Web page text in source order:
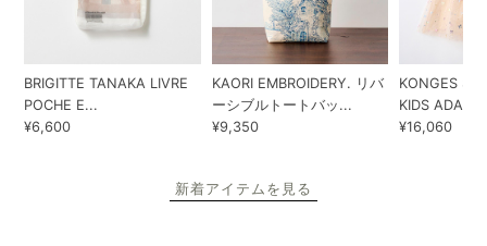
BRIGITTE TANAKA LIVRE
POCHE E...
¥6,600
KAORI EMBROIDERY. リバ
ーシブルトートバッ...
¥9,350
KONGES
KIDS ADA...
¥16,060
新着アイテムを見る